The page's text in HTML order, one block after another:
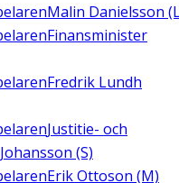
Malin Danielsson
Finansminister
Fredrik Lundh
Justitie- och
(S)
Erik Ottoson (M)